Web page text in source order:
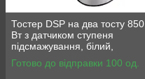
Тостер DSP на два тосту 850
Вт з датчиком ступеня
підсмажування, білий,
KC2038
Готово до відправки 100 од.